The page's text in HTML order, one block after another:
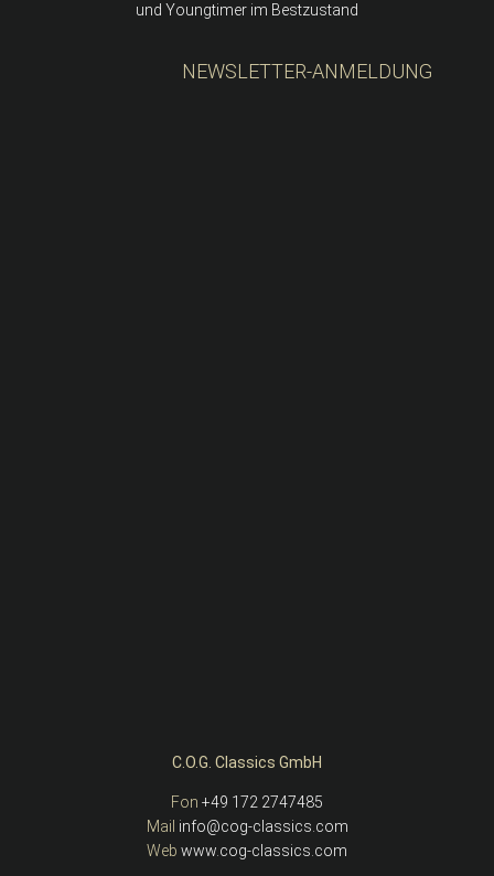
und Youngtimer im Bestzustand
NEWSLETTER-ANMELDUNG
C.O.G. Classics GmbH
Fon +49 172 2747485
Mail info@cog-classics.com
Web www.cog-classics.com